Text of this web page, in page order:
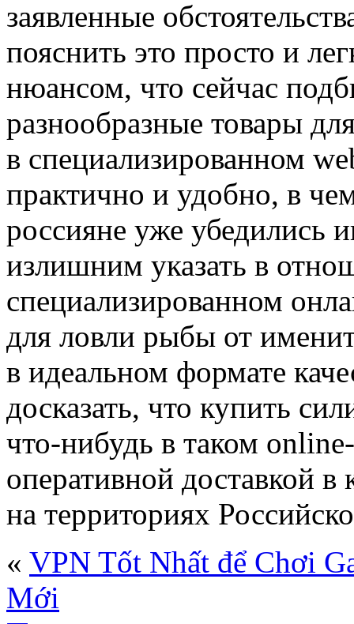
заявленные
пояснить это просто и
нюансом, что сейчас
разнообразные товары
в специализированном
практично и удобно, в
россияне уже убедились
излишним указать в
специализированном
для ловли рыбы от
в идеальном формате
досказать, что купить
что-нибудь в таком
оперативной доставкой
на территориях
« VPN Tốt Nhất để Chơi
Mới